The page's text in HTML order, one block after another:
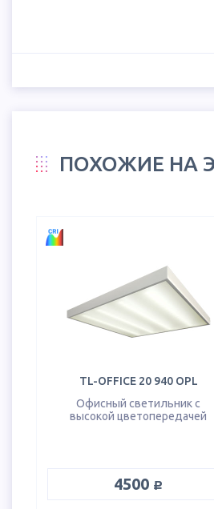
ПОХОЖИЕ НА
TL-OFFICE 20 940 OPL
Офисный светильник с
высокой цветопередачей
4500 руб.